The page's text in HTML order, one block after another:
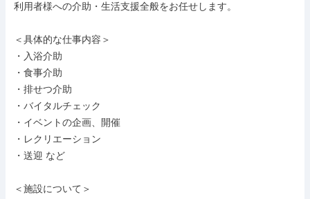
利用者様への介助・生活支援全般をお任せします。
＜具体的な仕事内容＞
・入浴介助
・食事介助
・排せつ介助
・バイタルチェック
・イベントの企画、開催
・レクリエーション
・送迎 など
＜施設について＞